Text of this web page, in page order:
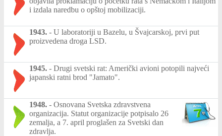
i izdala naredbu o opštoj mobilizaciji.
1943. - U laboratoriji u Bazelu, u Švajcarskoj, prvi put
proizvedena droga LSD.
1945. - Drugi svetski rat: Američki avioni potopili najveći
japanski ratni brod "Jamato".
1948. - Osnovana Svetska zdravstvena
organizacija. Statut organizacije potpisalo 26
zemalja, a 7. april proglašen za Svetski dan
zdravlja.